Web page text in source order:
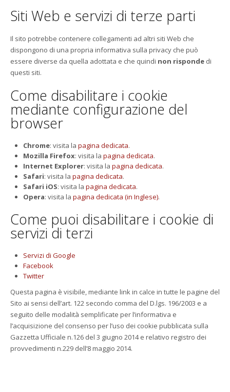
Siti Web e servizi di terze parti
Il sito potrebbe contenere collegamenti ad altri siti Web che
dispongono di una propria informativa sulla privacy che può
essere diverse da quella adottata e che quindi non risponde di
questi siti.
Come disabilitare i cookie
mediante configurazione del
browser
Chrome: visita la pagina dedicata.
Mozilla Firefox: visita la pagina dedicata.
Internet Explorer: visita la pagina dedicata.
Safari: visita la pagina dedicata.
Safari iOS: visita la pagina dedicata.
Opera: visita la pagina dedicata (in Inglese).
Come puoi disabilitare i cookie di
servizi di terzi
Servizi di Google
Facebook
Twitter
Questa pagina è visibile, mediante link in calce in tutte le pagine del
Sito ai sensi dell’art. 122 secondo comma del D.lgs. 196/2003 e a
seguito delle modalità semplificate per l’informativa e
l’acquisizione del consenso per l’uso dei cookie pubblicata sulla
Gazzetta Ufficiale n.126 del 3 giugno 2014 e relativo registro dei
provvedimenti n.229 dell’8 maggio 2014.